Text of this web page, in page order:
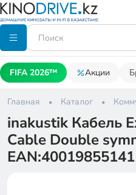
FIFA 2026™ Акции
Главная Каталог
inakustik Кабель
Cable Double